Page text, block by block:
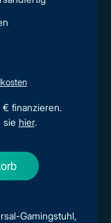
Gamingstuhl,
finanzieren.
sie hier.